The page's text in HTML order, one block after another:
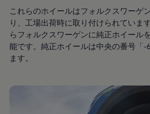
Golf
Golf Variant
Passat
ID. Buzz
アフターサービス
サービスと純正部品
エンジンオイルおよびフ
ホイールとタイヤ
路上故障に関するサポート
これらのホイールはフォルクスワーゲ
り、工場出荷時に取り付けられていま
らフォルクスワーゲンに純正ホイール
能です。純正ホイールは中央の番号「-
ます。